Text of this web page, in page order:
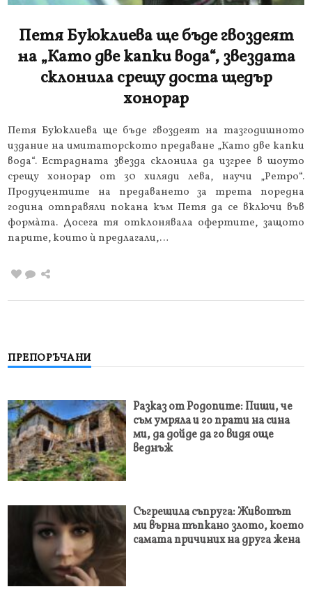
Петя Буюклиева ще бъде гвоздеят
на „Като две капки вода“, звездата
склонила срещу доста щедър
хонорар
Петя Буюклиева ще бъде гвоздеят на тазгодишното
издание на имитаторското предаване „Като две капки
вода“. Естрадната звезда склонила да изгрее в шоуто
срещу хонорар от 30 хиляди лева, научи „Ретро“.
Продуцентите на предаването за трета поредна
година отправяли покана към Петя да се включи във
формàта. Досега тя отклонявала офертите, защото
парите, които ѝ предлагали,…
ПРЕПОРЪЧАНИ
Разказ от Родопите: Пиши, че
съм умряла и го прати на сина
ми, да дойде да го видя още
веднъж
Съгрешила съпруга: Животът
ми върна тъпкано злото, което
самата причиних на друга жена